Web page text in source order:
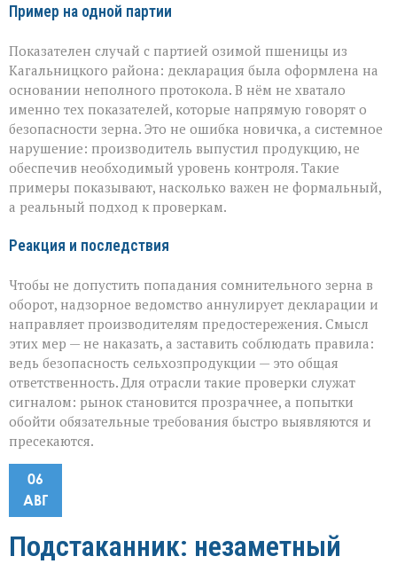
Пример на одной партии
Показателен случай с партией озимой пшеницы из
Кагальницкого района: декларация была оформлена на
основании неполного протокола. В нём не хватало
именно тех показателей, которые напрямую говорят о
безопасности зерна. Это не ошибка новичка, а системное
нарушение: производитель выпустил продукцию, не
обеспечив необходимый уровень контроля. Такие
примеры показывают, насколько важен не формальный,
а реальный подход к проверкам.
Реакция и последствия
Чтобы не допустить попадания сомнительного зерна в
оборот, надзорное ведомство аннулирует декларации и
направляет производителям предостережения. Смысл
этих мер — не наказать, а заставить соблюдать правила:
ведь безопасность сельхозпродукции — это общая
ответственность. Для отрасли такие проверки служат
сигналом: рынок становится прозрачнее, а попытки
обойти обязательные требования быстро выявляются и
пресекаются.
06
АВГ
Подстаканник: незаметный